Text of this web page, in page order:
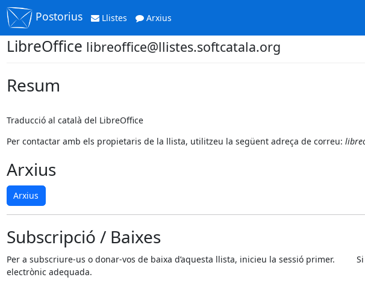
Postorius Llistes Arxius
LibreOffice libreoffice@llistes.softcatala.org
Resum
Traducció al català del LibreOffice
Per contactar amb els propietaris de la llista, utilitzeu la següent adreça de correu:
Arxius
Arxius
Subscripció / Baixes
Per a subscriure-us o donar-vos de baixa d’aquesta llista, inicieu la sessió
electrònic adequada.